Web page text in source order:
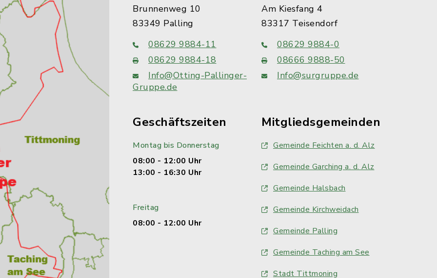
Brunnenweg 10
83349 Palling
08629 9884-11
08629 9884-18
Info@Otting-Pallinger-
Gruppe.de
Am Kiesfang 4
83317 Teisendorf
08629 9884-0
08666 9888-50
Info@surgruppe.de
Geschäftszeiten
Montag bis Donnerstag
08:00 - 12:00 Uhr
13:00 - 16:30 Uhr
Freitag
08:00 - 12:00 Uhr
Mitgliedsgemeinden
Gemeinde Feichten a. d. Alz
Gemeinde Garching a. d. Alz
Gemeinde Halsbach
Gemeinde Kirchweidach
Gemeinde Palling
Gemeinde Taching am See
Stadt Tittmoning